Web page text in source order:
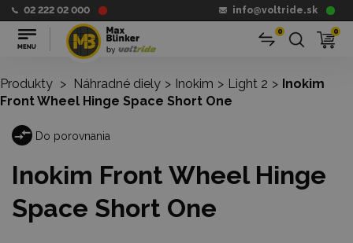
02 222 02 000 info@voltride.sk
0 0
Produkty > Náhradné diely > Inokim > Light 2 > Inokim
Front Wheel Hinge Space Short One
Do porovnania
Inokim Front Wheel Hinge
Space Short One